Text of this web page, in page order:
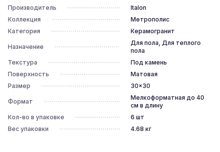
Производитель
Italon
Коллекция
Метрополис
Категория
Керамогранит
Назначение
Для пола, Для теплого
пола
Текстура
Под камень
Поверхность
Матовая
Размер
30x30
Формат
Мелкоформатная до 40
см в длину
Кол-во в упаковке
6 шт
Вес упаковки
4.68 кг